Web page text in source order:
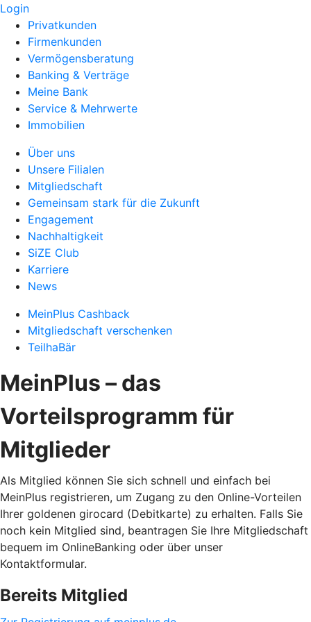
Login
Privatkunden
Firmenkunden
Vermögensberatung
Banking & Verträge
Meine Bank
Service & Mehrwerte
Immobilien
Über uns
Unsere Filialen
Mitgliedschaft
Gemeinsam stark für die Zukunft
Engagement
Nachhaltigkeit
SiZE Club
Karriere
News
MeinPlus Cashback
Mitgliedschaft verschenken
TeilhaBär
MeinPlus – das
Vorteilsprogramm für
Mitglieder
Als Mitglied können Sie sich schnell und einfach bei
MeinPlus registrieren, um Zugang zu den Online-Vorteilen
Ihrer goldenen girocard (Debitkarte) zu erhalten. Falls Sie
noch kein Mitglied sind, beantragen Sie Ihre Mitgliedschaft
bequem im OnlineBanking oder über unser
Kontaktformular.
Bereits Mitglied